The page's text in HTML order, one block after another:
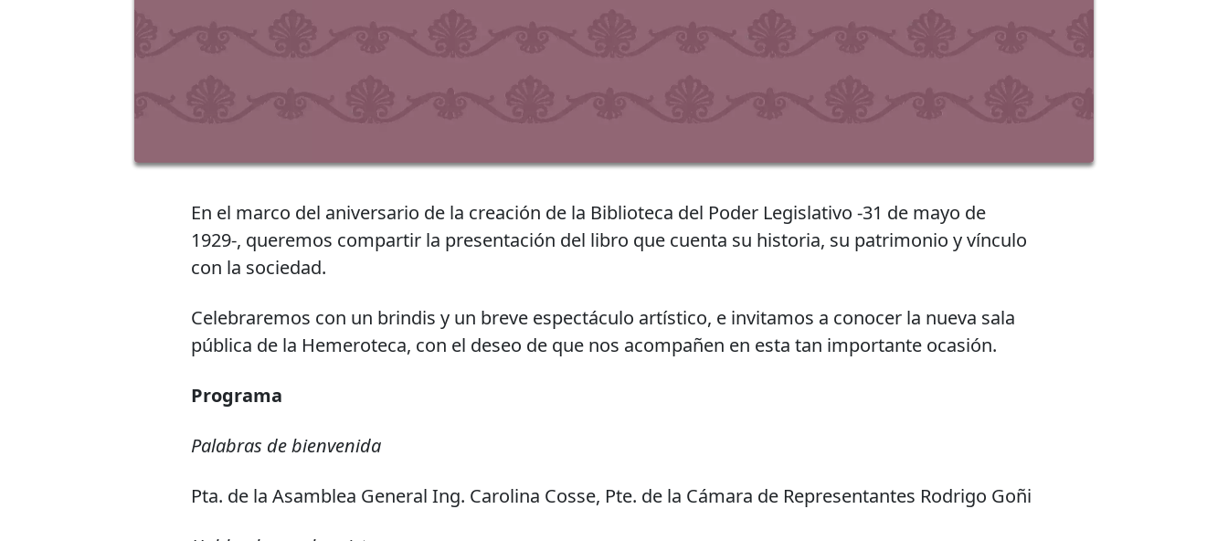
En el marco del aniversario de la creación de la Biblioteca del Poder Legislativo -31 de mayo de
1929-, queremos compartir la presentación del libro que cuenta su historia, su patrimonio y vínculo
con la sociedad.
Celebraremos con un brindis y un breve espectáculo artístico, e invitamos a conocer la nueva sala
pública de la Hemeroteca, con el deseo de que nos acompañen en esta tan importante ocasión.
Programa
Palabras de bienvenida
Pta. de la Asamblea General Ing. Carolina Cosse, Pte. de la Cámara de Representantes Rodrigo Goñi